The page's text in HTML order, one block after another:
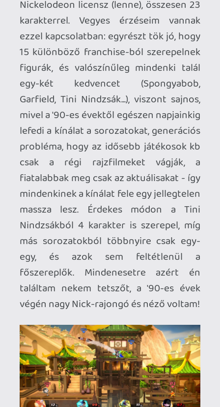
szerencsére van single árkád-mód a
magányos játékosoknak, de a multit is
lehet offline és online is tolni. Az Arcade-
ot végigvinni mindegyik karakterrel azért
fárasztó, de szükséges a platinához.
Személy szerint én bírom, ha érdekes és
változatos trófeákkal jön egy játék, itt
viszonylag jó a helyzet, mindegyik
játékmódhoz kapcsolódik valami, de az
online sem vészes (50 meccset kell
játszani). Van egy úgynevezett Sport mód
is, ahol labdajátékokat lehet játszani (két
oldalt vannak a kapuk, és "gólokat" kell
lőni). De maga a fő játék egy korrekt
verekedős, nincs benne sok mélység meg
hatalmas kombók, de kellően
szórakoztató, és jó kis debil/vicces
karakterek vannak. Nem mondanám a
műfaj csúcsának, de azért el voltam vele
egy pár napig.